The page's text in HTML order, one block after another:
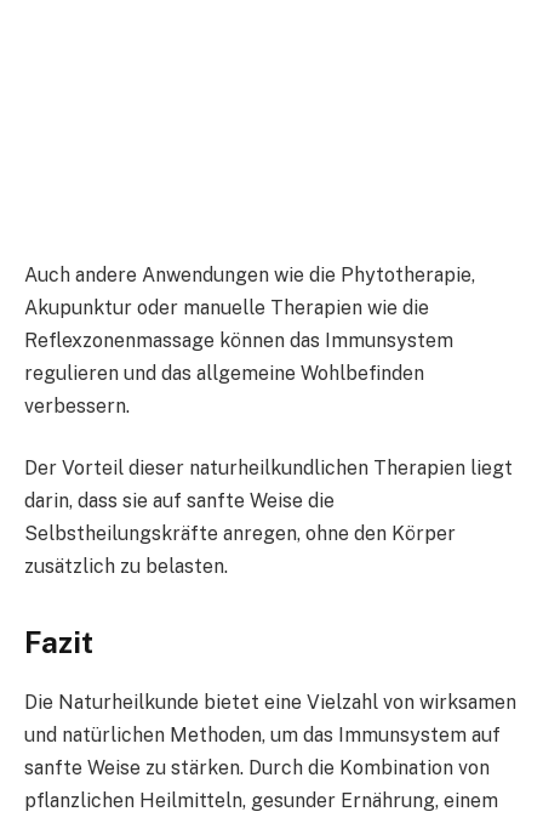
Auch andere Anwendungen wie die Phytotherapie,
Akupunktur oder manuelle Therapien wie die
Reflexzonenmassage können das Immunsystem
regulieren und das allgemeine Wohlbefinden
verbessern.
Der Vorteil dieser naturheilkundlichen Therapien liegt
darin, dass sie auf sanfte Weise die
Selbstheilungskräfte anregen, ohne den Körper
zusätzlich zu belasten.
Fazit
Die Naturheilkunde bietet eine Vielzahl von wirksamen
und natürlichen Methoden, um das Immunsystem auf
sanfte Weise zu stärken. Durch die Kombination von
pflanzlichen Heilmitteln, gesunder Ernährung, einem